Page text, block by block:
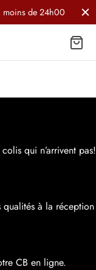
moins de 24h00
qui n’arrivent pas!
qualités à la réception
CB en ligne.